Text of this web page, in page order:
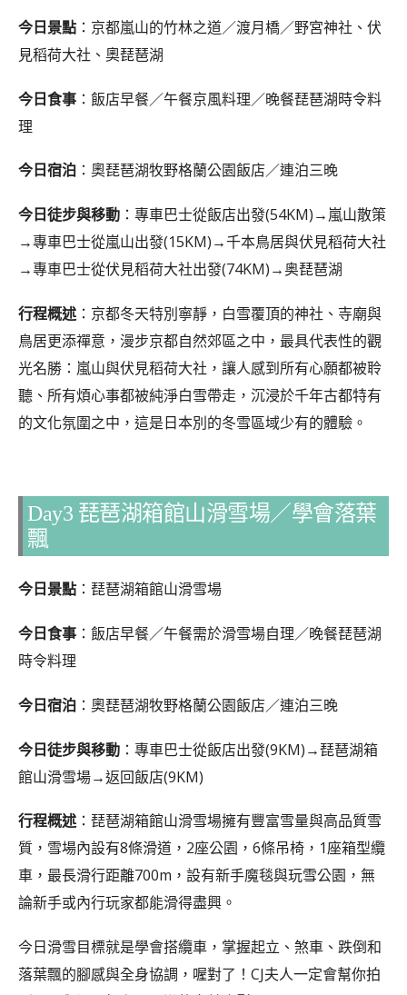
今日景點 ：京都嵐山的竹林之道／渡月橋／野宮神社、伏
見稻荷大社、奧琵琶湖
今日食事 ：飯店早餐／午餐京風料理／晚餐琵琶湖時令料
理
今日宿泊 ：奧琵琶湖牧野格蘭公園飯店／連泊三晚
今日徒步與移動 ：專車巴士從飯店出發(54KM)→嵐山散策
→專車巴士從嵐山出發(15KM)→千本鳥居與伏見稻荷大社
→專車巴士從伏見稻荷大社出發(74KM)→奥琵琶湖
行程概述 ：京都冬天特別寧靜，白雪覆頂的神社、寺廟與
鳥居更添禪意，漫步京都自然郊區之中，最具代表性的觀
光名勝：嵐山與伏見稻荷大社，讓人感到所有心願都被聆
聽、所有煩心事都被純淨白雪帶走，沉浸於千年古都特有
的文化氛圍之中，這是日本別的冬雪區域少有的體驗。
Day3 琵琶湖箱館山滑雪場／學會落葉
飄
今日景點 ：琵琶湖箱館山滑雪場
今日食事 ：飯店早餐／午餐需於滑雪場自理／晚餐琵琶湖
時令料理
今日宿泊 ：奧琵琶湖牧野格蘭公園飯店／連泊三晚
今日徒步與移動 ：專車巴士從飯店出發(9KM)→琵琶湖箱
館山滑雪場→返回飯店(9KM)
行程概述 ：琵琶湖箱館山滑雪場擁有豐富雪量與高品質雪
質，雪場內設有8條滑道，2座公園，6條吊椅，1座箱型纜
車，最長滑行距離700m，設有新手魔毯與玩雪公園，無
論新手或內行玩家都能滑得盡興。
今日滑雪目標就是學會搭纜車，掌握起立、煞車、跌倒和
落葉飄的腳感與全身協調，喔對了！CJ夫人一定會幫你拍